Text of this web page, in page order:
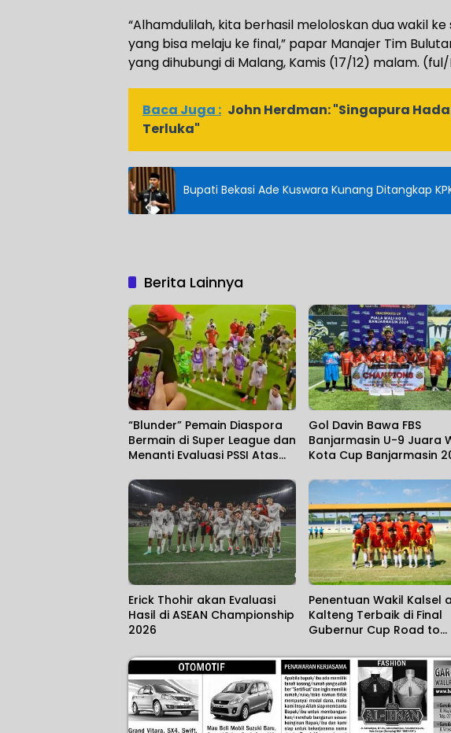
“Alhamdulilah, kita berhasil meloloskan dua wakil
yang bisa melaju ke final,” papar Manajer Tim
yang dihubungi di Malang, Kamis (17/12) malam.
Baca Juga : John Herdman: "Singapura
Terluka"
Bupati Bekasi Ade Kuswara Kunang Ditangkap
Berita Lainnya
“Blunder” Pemain Diaspora
Bermain di Super League dan
Menanti Evaluasi PSSI Atas
Gol Davin Bawa FBS
Banjarmasin U-9 Juara
Kota Cup Banjarmasin
Erick Thohir akan Evaluasi
Hasil di ASEAN Championship
2026
Penentuan Wakil Kalsel
Kalteng Terbaik di Final
Gubernur Cup Road to